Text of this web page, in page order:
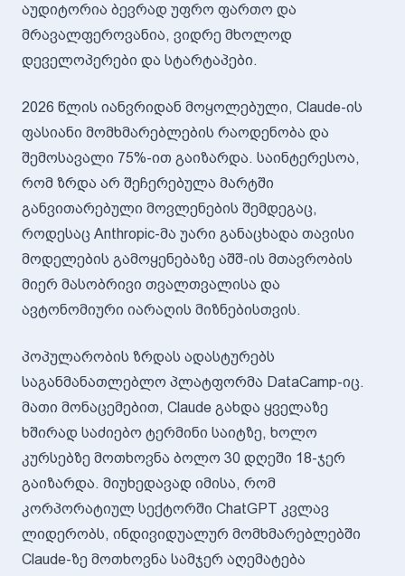
აუდიტორია ბევრად უფრო ფართო და
მრავალფეროვანია, ვიდრე მხოლოდ
დეველოპერები და სტარტაპები.
2026 წლის იანვრიდან მოყოლებული, Claude-ის
ფასიანი მომხმარებლების რაოდენობა და
შემოსავალი 75%-ით გაიზარდა. საინტერესოა,
რომ ზრდა არ შეჩერებულა მარტში
განვითარებული მოვლენების შემდეგაც,
როდესაც Anthropic-მა უარი განაცხადა თავისი
მოდელების გამოყენებაზე აშშ-ის მთავრობის
მიერ მასობრივი თვალთვალისა და
ავტონომიური იარაღის მიზნებისთვის.
პოპულარობის ზრდას ადასტურებს
საგანმანათლებლო პლატფორმა DataCamp-იც.
მათი მონაცემებით, Claude გახდა ყველაზე
ხშირად საძიებო ტერმინი საიტზე, ხოლო
კურსებზე მოთხოვნა ბოლო 30 დღეში 18-ჯერ
გაიზარდა. მიუხედავად იმისა, რომ
კორპორატიულ სექტორში ChatGPT კვლავ
ლიდერობს, ინდივიდუალურ მომხმარებლებში
Claude-ზე მოთხოვნა სამჯერ აღემატება